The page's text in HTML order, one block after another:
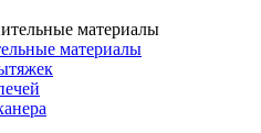
материалы